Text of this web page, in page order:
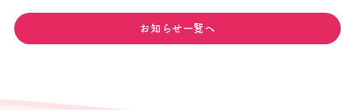
お知らせ一覧へ